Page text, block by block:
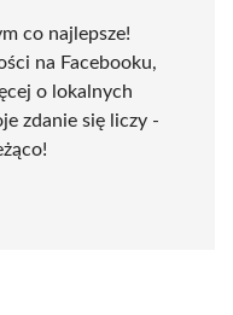
co najlepsze!
na Facebooku,
o lokalnych
zdanie się liczy -